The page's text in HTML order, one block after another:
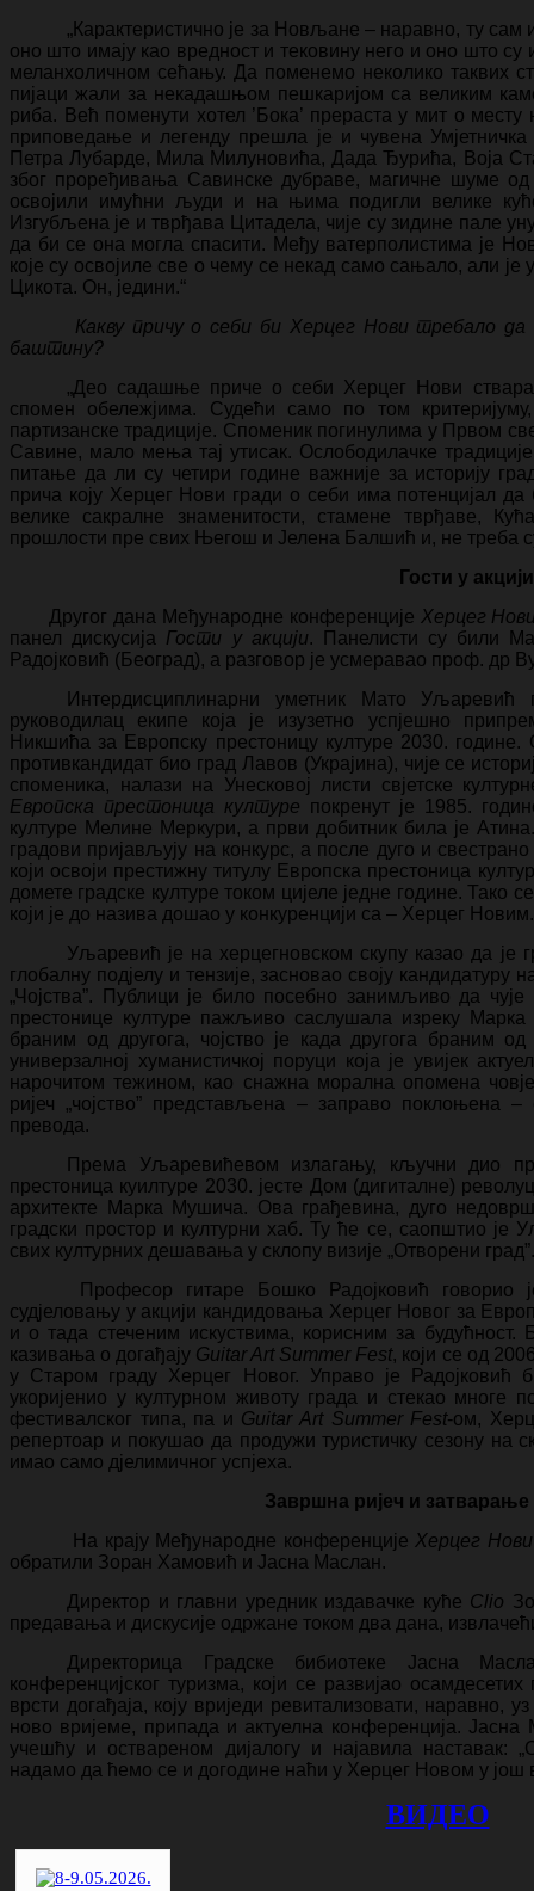
„Карактеристично је за Новљане – наравно, ту сам
оно што имају као вредност и тековину него и оно што су
меланхоличном сећању. Да поменемо неколико таквих
пијаци жали за некадашњом пешкаријом са великим
риба. Већ поменути хотел ’Бока’ прераста у мит о
приповедање и легенду прешла је и чувена
Петра Лубарде, Мила Милуновића, Дада Ђурића, Воја
због проређивања Савинске дубраве, магичне шуме од
освојили имућни људи и на њима подигли велике
Изгубљена је и тврђава Цитадела, чије су зидине пале
да би се она могла спасити. Међу ватерполистима је
које су освојиле све о чему се некад само сањало, али
Цикота. Он, једини.“
Какву причу о себи би Херцег Нови требало да
баштину?
„Део садашње приче о себи Херцег Нови
спомен обележјима. Судећи само по том
партизанске традиције. Споменик погинулима у Првом
Савине, мало мења тај утисак. Ослободилачке
питање да ли су четири године важније за историју
прича коју Херцег Нови гради о себи има потенцијал
велике сакралне знаменитости, стамене тврђаве,
прошлости пре свих Његош и Јелена Балшић и, не треба
Гости у акцији
Другог дана Међународне конференције Херцег
панел дискусија Гости у акцији. Панелисти су били
Радојковић (Београд), а разговор је усмеравао проф. др
Интердисциплинарни уметник Мато Уљаревић
руководилац екипе која је изузетно успјешно
Никшића за Европску престоницу културе 2030. године.
противкандидат био град Лавов (Украјина), чије се
споменика, налази на Унесковој листи свјетске
Европска престоница културе покренут је 1985.
културе Мелине Меркури, а први добитник била је
градови пријављују на конкурс, а после дуго и
који освоји престижну титулу Европска престоница
домете градске културе током цијеле једне године.
који је до назива дошао у конкуренцији са – Херцег Новим.
Уљаревић је на херцегновском скупу казао да је
глобалну подјелу и тензије, засновао своју кандидатуру
„Чојства”. Публици је било посебно занимљиво да
престонице културе пажљиво саслушала изреку
браним од другога, чојство је када другога браним
универзалној хуманистичкој поруци која је увијек
нарочитом тежином, као снажна морална опомена
ријеч „чојство” представљена – заправо поклоњена
превода.
Према Уљаревићевом излагању, кључни дио
престоница куилтуре 2030. јесте Дом (дигиталне)
архитекте Марка Мушича. Ова грађевина, дуго
градски простор и културни хаб. Ту ће се, саопштио је
свих културних дешавања у склопу визије „Отворени град”.
Професор гитаре Бошко Радојковић говорио
судјеловању у акцији кандидовања Херцег Новог за
и о тада стеченим искуствима, корисним за будућност.
казивања о догађају Guitar Art Summer Fest, који се од
у Старом граду Херцег Новог. Управо је Радојковић
укоријенио у културном животу града и стекао многе
фестивалског типа, па и Guitar Art Summer Fest-ом,
репертоар и покушао да продужи туристичку сезону на
имао само дјелимичног успјеха.
Завршна ријеч и
На крају Међународне конференције Херцег
обратили Зоран Хамовић и Јасна Маслан.
Директор и главни уредник издавачке куће Clio
предавања и дискусије одржане током два дана,
Директорица Градске бибиотеке Јасна
конференцијског туризма, који се развијао
врсти догађаја, коју вриједи ревитализовати, наравно,
ново вријеме, припада и актуелна конференција.
учешћу и оствареном дијалогу и најавила наставак:
надамо да ћемо се и догодине наћи у Херцег Новом у још
ВИДЕО